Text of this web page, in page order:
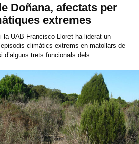
Doñana, afectats per
extremes
la UAB Francisco Lloret ha liderat un
climàtics extrems en matollars de
d’alguns trets funcionals dels...